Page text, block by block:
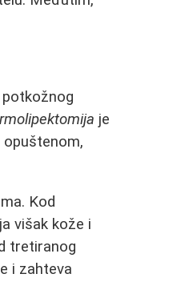
je
opuštenom,
Kod
višak kože i
tretiranog
i zahteva